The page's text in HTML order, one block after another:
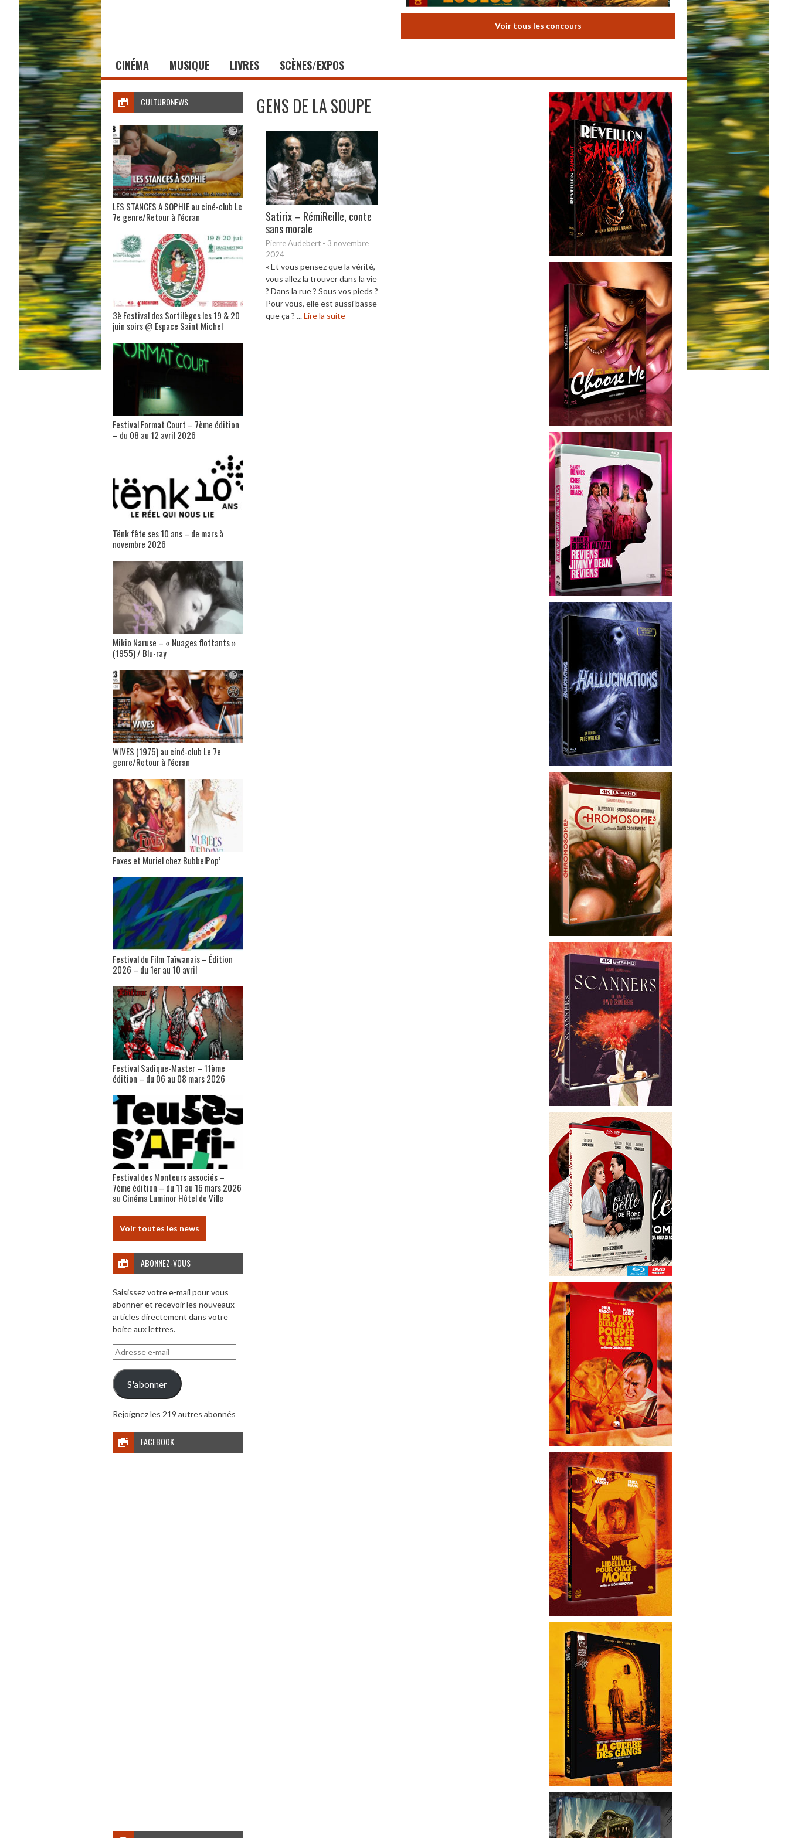
Voir tous les concours
CINÉMA MUSIQUE LIVRES SCÈNES/EXPOS
GENS DE LA SOUPE
Satirix – RémiReille, conte
sans morale
Pierre Audebert - 3 novembre
2024
« Et vous pensez que la vérité,
vous allez la trouver dans la vie
? Dans la rue ? Sous vos pieds ?
Pour vous, elle est aussi basse
que ça ? ...Lire la suite
CULTURONEWS
LES STANCES A SOPHIE au ciné-club Le
7e genre/Retour à l’écran
3è Festival des Sortilèges les 19 & 20
juin soirs @ Espace Saint Michel
Festival Format Court – 7ème édition
– du 08 au 12 avril 2026
Tënk fête ses 10 ans – de mars à
novembre 2026
Mikio Naruse – « Nuages flottants »
(1955) / Blu-ray
WIVES (1975) au ciné-club Le 7e
genre/Retour à l’écran
Foxes et Muriel chez BubbelPop’
Festival du Film Taïwanais – Édition
2026 – du 1er au 10 avril
Festival Sadique-Master – 11ème
édition – du 06 au 08 mars 2026
Festival des Monteurs associés –
7ème édition – du 11 au 16 mars 2026
au Cinéma Luminor Hôtel de Ville
Voir toutes les news
ABONNEZ-VOUS
Saisissez votre e-mail pour vous
abonner et recevoir les nouveaux
articles directement dans votre
boite aux lettres.
Adresse
e-
mail
S'abonner
Rejoignez les 219 autres abonnés
FACEBOOK